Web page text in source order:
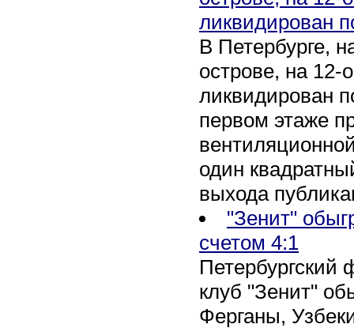
ликвидирован
В Петербурге,
острове, на 12-
ликвидирован
первом этаже
один
выхода
"Зенит"
счетом 4:1
Петербургский
клуб "Зенит"
Ферганы,